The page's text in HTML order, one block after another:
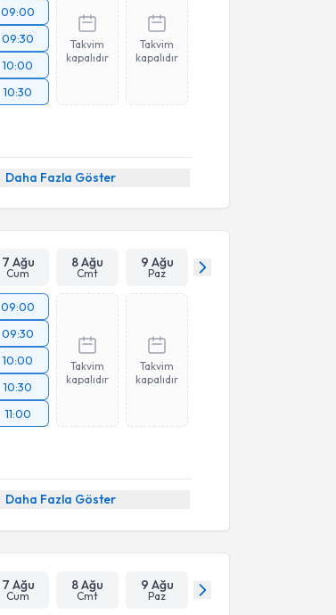
09:00
09:30
10:00
10:30
Takvim
kapalıdır
Takvim
kapalıdır
Daha Fazla Göster
7 Ağu
Cum
8 Ağu
Cmt
9 Ağu
Paz
09:00
09:30
10:00
10:30
11:00
Takvim
kapalıdır
Takvim
kapalıdır
Daha Fazla Göster
7 Ağu
Cum
8 Ağu
Cmt
9 Ağu
Paz